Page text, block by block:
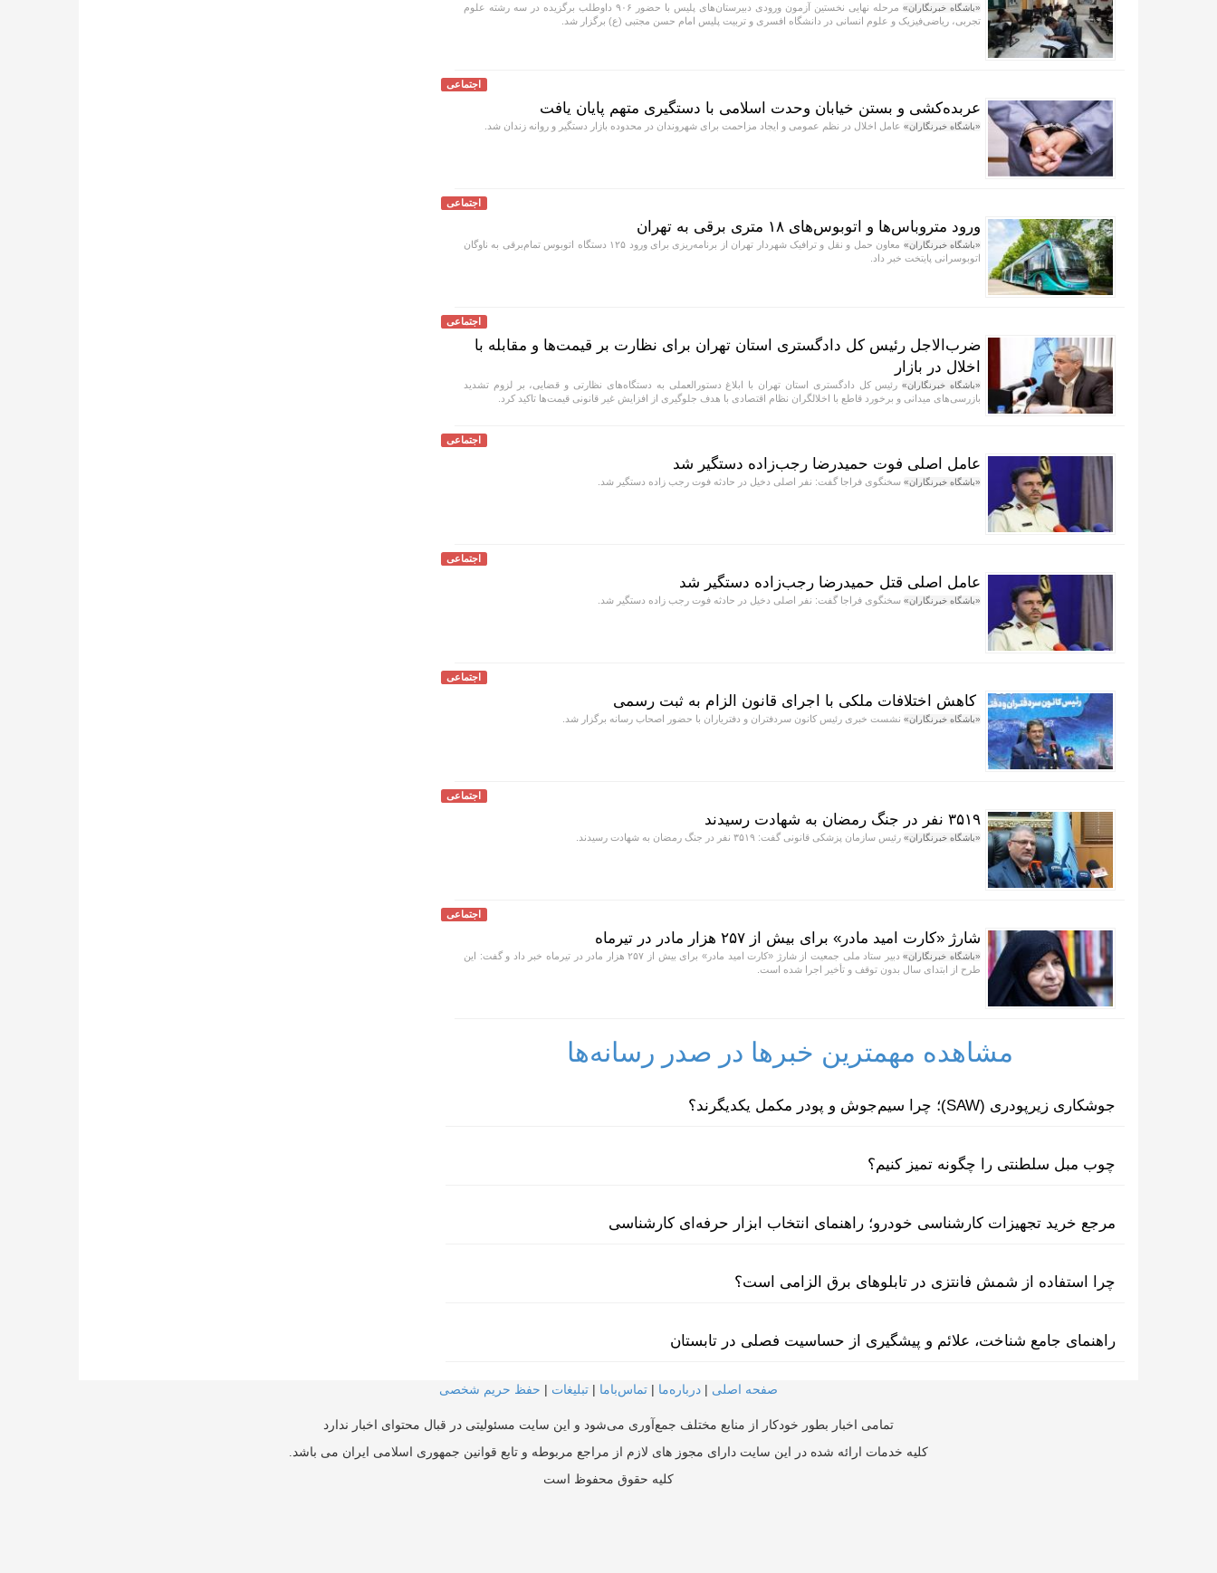
«باشگاه خبرنگاران»
مرحله نهایی نخستین آزمون ورودی دبیرستان‌های پلیس با حضور ۹۰۶ داوطلب برگزیده در سه رشته علوم
تجربی، ریاضی‌فیزیک و علوم انسانی در دانشگاه افسری و تربیت پلیس امام حسن مجتبی (ع) برگزار شد.
اجتماعی
عربده‌کشی و بستن خیابان وحدت اسلامی با دستگیری متهم پایان یافت
«باشگاه خبرنگاران» عامل اخلال در نظم عمومی و ایجاد مزاحمت برای شهروندان در محدوده بازار دستگیر و روانه زندان شد.
اجتماعی
ورود متروباس‌ها و اتوبوس‌های ۱۸ متری برقی به تهران
«باشگاه خبرنگاران»
معاون حمل و نقل و ترافیک شهردار تهران از برنامه‌ریزی برای ورود ۱۲۵ دستگاه اتوبوس تمام‌برقی به ناوگان
اتوبوسرانی پایتخت خبر داد.
اجتماعی
ضرب‌الاجل رئیس کل دادگستری استان تهران برای نظارت بر قیمت‌ها و مقابله با
اخلال در بازار
«باشگاه خبرنگاران»رئیس کل دادگستری استان تهران با ابلاغ دستورالعملی به دستگاه‌های نظارتی و قضایی، بر لزوم تشدید
بازرسی‌های میدانی و برخورد قاطع با اخلالگران نظام اقتصادی با هدف جلوگیری از افزایش غیر قانونی قیمت‌ها تاکید کرد.
اجتماعی
عامل اصلی فوت حمیدرضا رجب‌زاده دستگیر شد
«باشگاه خبرنگاران» سخنگوی فراجا گفت: نفر اصلی دخیل در حادثه فوت رجب زاده دستگیر شد.
اجتماعی
عامل اصلی قتل حمیدرضا رجب‌زاده دستگیر شد
«باشگاه خبرنگاران» سخنگوی فراجا گفت: نفر اصلی دخیل در حادثه فوت رجب زاده دستگیر شد.
اجتماعی
کاهش اختلافات ملکی با اجرای قانون الزام به ثبت رسمی
«باشگاه خبرنگاران» نشست خبری رئیس کانون سردفتران و دفتریاران با حضور اصحاب رسانه برگزار شد.
اجتماعی
۳۵۱۹ نفر در جنگ رمضان به شهادت رسیدند
«باشگاه خبرنگاران» رئیس سازمان پزشکی قانونی گفت: ۳۵۱۹ نفر در جنگ رمضان به شهادت رسیدند.
اجتماعی
شارژ «کارت امید مادر» برای بیش از ۲۵۷ هزار مادر در تیرماه
«باشگاه خبرنگاران»
دبیر ستاد ملی جمعیت از شارژ «کارت امید مادر» برای بیش از ۲۵۷ هزار مادر در تیرماه خبر داد و گفت: این
طرح از ابتدای سال بدون توقف و تأخیر اجرا شده است.
مشاهده مهمترین خبرها در صدر رسانه‌ها
جوشکاری زیرپودری (SAW)؛ چرا سیم‌جوش و پودر مکمل یکدیگرند؟
چوب مبل سلطنتی را چگونه تمیز کنیم؟
مرجع خرید تجهیزات کارشناسی خودرو؛ راهنمای انتخاب ابزار حرفه‌ای کارشناسی
چرا استفاده از شمش فانتزی در تابلوهای برق الزامی است؟
راهنمای جامع شناخت، علائم و پیشگیری از حساسیت فصلی در تابستان
صفحه اصلی | درباره‌ما | تماس‌با‌ما | تبلیغات | حفظ حریم شخصی
تمامی اخبار بطور خودکار از منابع مختلف جمع‌آوری می‌شود و این سایت مسئولیتی در قبال محتوای اخبار ندارد
کلیه خدمات ارائه شده در این سایت دارای مجوز های لازم از مراجع مربوطه و تابع قوانین جمهوری اسلامی ایران می باشد.
کلیه حقوق محفوظ است